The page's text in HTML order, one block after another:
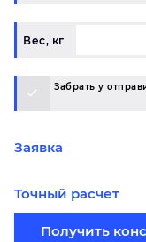
Вес, кг
Забрать у
Заявка
Точный расчет
Получить